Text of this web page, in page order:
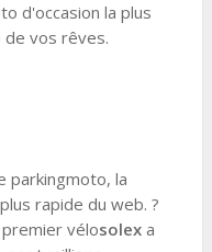
d'occasion la plus
vos rêves.
parkingmoto, la
rapide du web. ?
vélosolexa